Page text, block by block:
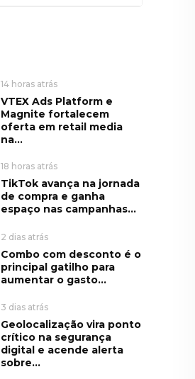
14 horas atrás
VTEX Ads Platform e
Magnite fortalecem
oferta em retail media
na...
18 horas atrás
TikTok avança na jornada
de compra e ganha
espaço nas campanhas...
2 dias atrás
Combo com desconto é o
principal gatilho para
aumentar o gasto...
3 dias atrás
Geolocalização vira ponto
crítico na segurança
digital e acende alerta
sobre...